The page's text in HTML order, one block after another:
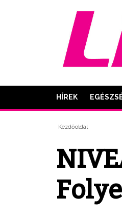
HÍREK
Kezdőoldal